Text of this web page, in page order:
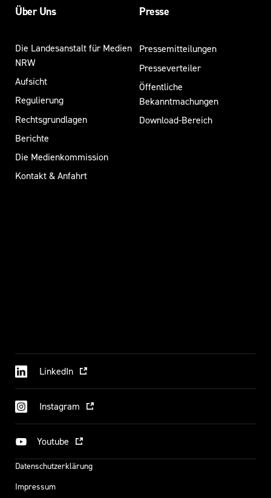
Über Uns
Die Landesanstalt für Medien
NRW
Aufsicht
Regulierung
Rechtsgrundlagen
Berichte
Die Medienkommission
Kontakt & Anfahrt
Presse
Pressemitteilungen
Presseverteiler
Öffentliche
Bekanntmachungen
Download-Bereich
LinkedIn
Instagram
Youtube
Datenschutzerklärung
Impressum